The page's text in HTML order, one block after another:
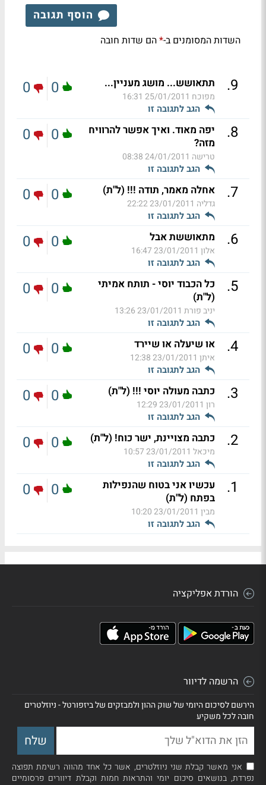
הוסף תגובה
השדות המסומנים ב-*הם שדות חובה
9
. תתאושש... מושג מעניין...
מפוכח 25/01/2011 16:31
הגב לתגובה זו
0
0
8
.
יפה מאוד. ואיך אפשר להרוויח
מזה?
טרישה 24/01/2011 08:38
הגב לתגובה זו
0
0
7
. אחלה מאמר, תודה !!! (ל"ת)
גדליה 23/01/2011 22:22
הגב לתגובה זו
0
0
6
. מתאוששת אבל
אלון 23/01/2011 16:47
הגב לתגובה זו
0
0
5
.
כל הכבוד יוסי - תותח אמיתי
(ל"ת)
יניב פורת 23/01/2011 13:26
הגב לתגובה זו
0
0
4
. או שיעלה או שיירד
איתן 23/01/2011 12:38
הגב לתגובה זו
0
0
3
. כתבה מעולה יוסי !!! (ל"ת)
רון 23/01/2011 12:29
הגב לתגובה זו
0
0
2
. כתבה מצויינת, ישר כוח! (ל"ת)
מיכאל 23/01/2011 10:57
הגב לתגובה זו
0
0
1
.
עכשיו אני בטוח שהנפילות
בפתח (ל"ת)
מבין 23/01/2011 10:20
הגב לתגובה זו
0
0
הורדת אפליקציה
הרשמה לדיוור
הירשם לסיכום היומי של שוק ההון ולמבזקים של ביזפורטל - ניוזלטרים
חובה לכל משקיע
אני מאשר קבלת שני ניוזלטרים, אשר כל אחד מהווה רשימת תפוצה
נפרדת, בנושאים סיכום יומי והתראות חמות וקבלת דיוורים פרסומיים